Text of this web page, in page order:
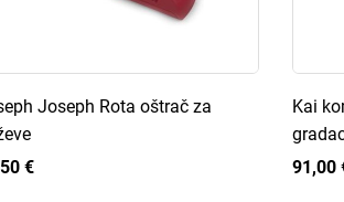
Joseph Rota oštrač za
€
Kai
91,00